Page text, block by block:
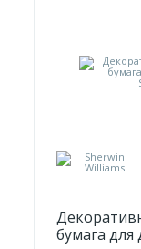
бумага